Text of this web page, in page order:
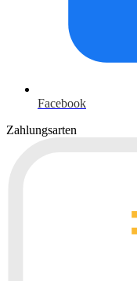
Facebook
Zahlungsarten